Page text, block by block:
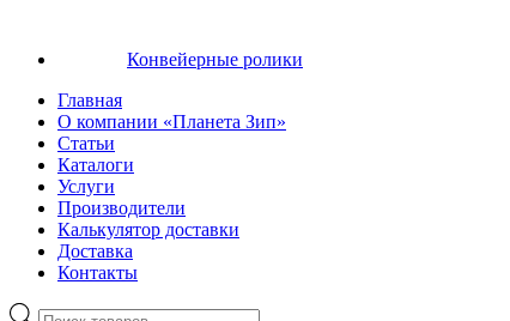
Конвейерные ролики
Главная
О компании «Планета Зип»
Статьи
Каталоги
Услуги
Производители
Калькулятор доставки
Доставка
Контакты
Поиск